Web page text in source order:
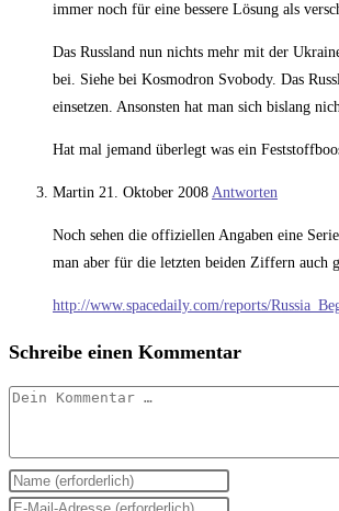
immer noch für eine bessere Lösung als
Das Russland nun nichts mehr mit der
bei. Siehe bei Kosmodron Svobody. Das
einsetzen. Ansonsten hat man sich bislang
Hat mal jemand überlegt was ein
Martin 21. Oktober 2008 Antworten
Noch sehen die offiziellen Angaben eine
man aber für die letzten beiden Ziffern auch
http://www.spacedaily.com/reports/
Schreibe einen Kommentar
Kommentar
Gib
deinen
Gib